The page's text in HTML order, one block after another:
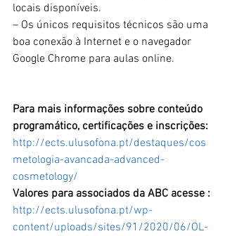
locais disponíveis.
– Os únicos requisitos técnicos são uma
boa conexão à Internet e o navegador
Google Chrome para aulas online.
Para mais informações sobre conteúdo
programático, certificações e inscrições:
http://ects.ulusofona.pt/destaques/cos
metologia-avancada-advanced-
cosmetology/
Valores para associados da ABC acesse :
http://ects.ulusofona.pt/wp-
content/uploads/sites/91/2020/06/OL-